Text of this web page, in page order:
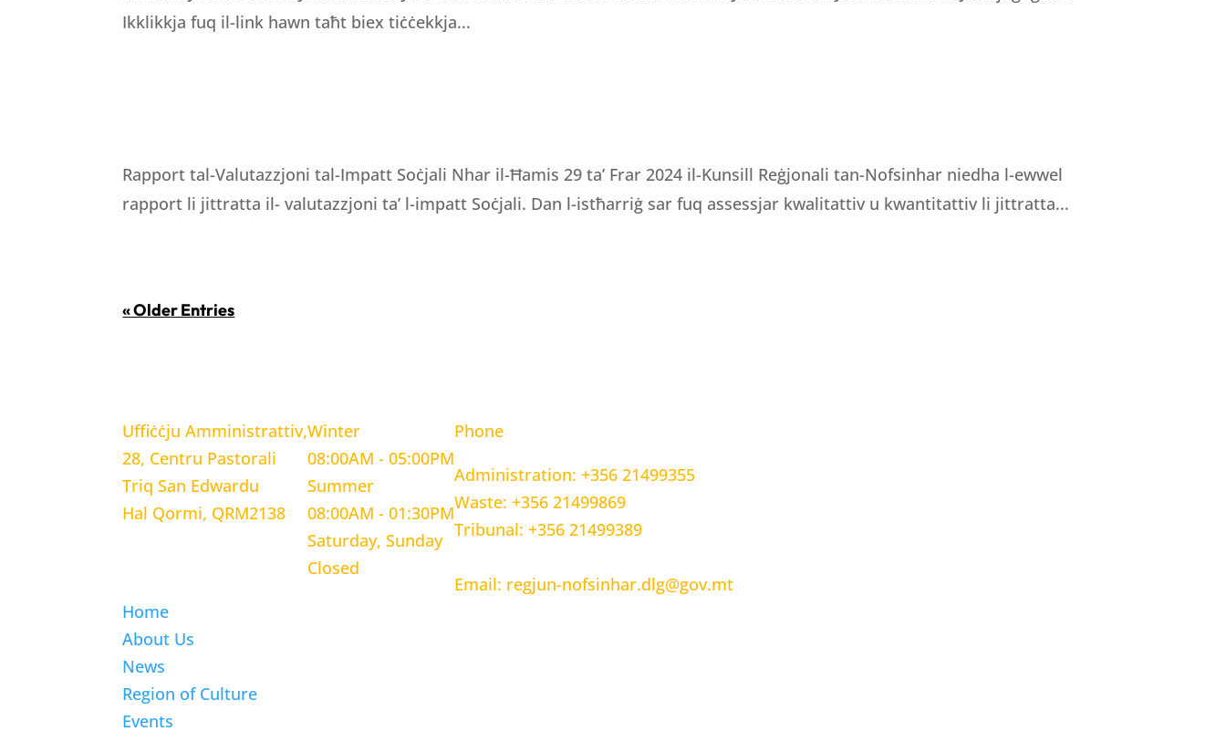
Ikklikkja fuq il-link hawn taħt biex tiċċekkja...
Rapport tal-Valutazzjoni tal-Impatt Soċjali Nhar il-Ħamis 29 ta’ Frar 2024 il-Kunsill Reġjonali tan-Nofsinhar niedha l-ewwel
rapport li jittratta il- valutazzjoni ta’ l-impatt Soċjali. Dan l-istħarriġ sar fuq assessjar kwalitattiv u kwantitattiv li jittratta...
« Older Entries
Uffiċċju Amministrattiv,
28, Centru Pastorali
Triq San Edwardu
Hal Qormi, QRM2138
Winter
08:00AM - 05:00PM
Summer
08:00AM - 01:30PM
Saturday, Sunday
Closed
Phone
Administration: +356 21499355
Waste: +356 21499869
Tribunal: +356 21499389
Email: regjun-nofsinhar.dlg@gov.mt
Home
About Us
News
Region of Culture
Events